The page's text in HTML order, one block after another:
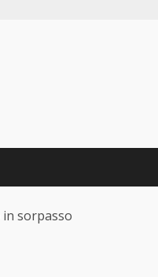
in sorpasso